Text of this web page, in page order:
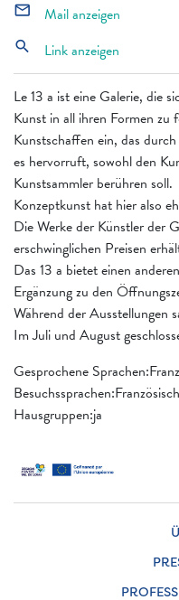
Le 13 a ist eine Galerie, die
Kunst in all ihren Formen zu
Kunstschaffen ein, das
es hervorruft, sowohl den
Kunstsammler berühren soll.
Konzeptkunst hat hier also
Die Werke der Künstler der
erschwinglichen Preisen
Das 13 a bietet einen
Ergänzung zu den
Während der Ausstellungen
Im Juli und August
Gesprochene
Besuchssprachen:Französisch
Hausgruppen:ja
mail_outline Mail anzeigen
search Link anzeigen